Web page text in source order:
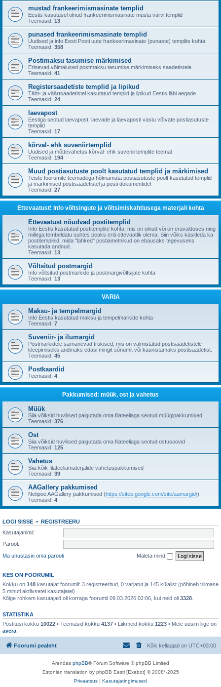
mustad frankeerimismasinate templid
Eestis kasutusel olnud frankeerimismasinate musta värvi templid
Teemasid: 13
punased frankeerimismasinate templid
Uudised ja info Eesti Posti uute frankeerimasinate (punaste) templite kohta
Teemasid: 358
Postimaksu tasumise märkimised
Erinevad võimalused postmaksu tasumise märkimiseks saadetistele
Teemasid: 41
Registersaadetiste templid ja lipikud
Täht- ja väärtsaadetistel kasutatud templid ja lipikud Eestis läbi aegade
Teemasid: 24
laevapost
Eestiga seotud laevapost, laevade ja laevaposti vastu võtvate postiasutuste
templid
Teemasid: 17
kõrval- ehk suveniirtemplid
Uudised ja mõttevahetus kõrval- ehk suveniirtemplite teemal
Teemasid: 194
Muud postiasutuste poolt kasutatud templid ja märkimised
Teiste foorumite teemadega hõlmamata postiasutuste poolt kasutatud templid
ja märkimised postisaadetistel ja posti dokumentidel
Teemasid: 27
Ettevaatust! Info võltsingute ja võltsimiskahtlusega materjali kohta
Ettevaatust nõudvad postitemplid
Info Eestis kasutatud postitemplite kohta, mis on olnud või on eravalduses ning
millega tembeldatu suhtes peaks eriti ettevaatlik olema. Siin võiks käsitleda ka
postitempleid, mida "lahked" postiametnikud on ebausaks tegevuseks
kasutada andnud.
Teemasid: 13
Võltsitud postmargid
Info võltsitud postmarkide ja postmargivõltsijate kohta
Teemasid: 13
VARIA
Maksu- ja tempelmargid
Info Eestis kasutatud maksu ja tempelmarkide kohta
Teemasid: 7
Suveniir- ja ilumargid
Postmarkidele sarnanevad trükised, mis on valmistatud postisaadetistele
kleepimiseks andmaks edasi mingit sõnumit või kaunistamaks postisaadetist.
Teemasid: 45
Postkaardid
Teemasid: 4
Pakkumised: müük, ost ja vahetus
Müük
Siia võiksid huvilised paigutada oma filateeliaga seotud müügipakkumised
Teemasid: 376
Ost
Siia võiksid huvilised paigutada oma filateeliaga seotud ostusoovid
Teemasid: 125
Vahetus
Siia kõik filateeliamaterjalide vahetuspakkumised
Teemasid: 39
AAGallery pakkumised
Netipoe AAGallery pakkumised (https://sites.google.com/site/aamargid/)
Teemasid: 4
LOGI SISSE • REGISTREERU
Kasutajanimi:
Parool:
Ma unustasin oma parooli
Mäleta mind
KES ON FOORUMIL
Kokku on 148 kasutajat foorumil: 3 registreeritud, 0 varjatut ja 145 külalist (põhineb viimase
5 minuti aktiivsetel kasutajatel)
Kõige rohkem kasutajaid oli korraga foorumil 09.03.2026 02:06, kui neid oli 3328
STATISTIKA
Postitusi kokku 10022 • Teemasid kokku 4137 • Liikmeid kokku 1223 • Meie uusim liige on
avera
Foorumi pealeht Kõik kellaajad on UTC+03:00
Arendas phpBB® Forum Software © phpBB Limited
Estonian translation by phpBB Eesti [Exabot] © 2008*-2025
Privaatsus | Kasutajatingimused